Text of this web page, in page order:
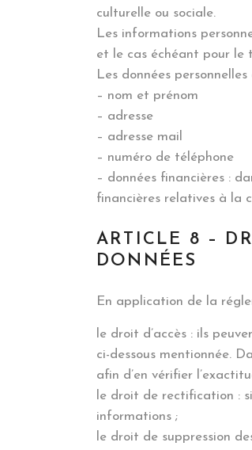
culturelle ou sociale.
Les informations
et le cas échéant pour le
Les données
– nom et prénom
– adresse
– adresse mail
– numéro de téléphone
– données financières :
financières relatives à la
ARTICLE 8 –
DONNÉES
En application de la
le droit d’accès : ils
ci-dessous mentionnée.
afin d’en vérifier
le droit de rectification :
informations ;
le droit de suppression